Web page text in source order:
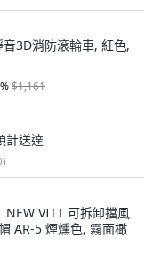
音3D消防滾輪車, 紅色,
%$1,161
計送達
)
NEW VITT 可拆卸擋風
AR-5 煙燻色, 霧面橄